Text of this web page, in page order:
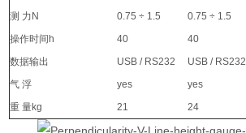
测 力N
0.75 ÷ 1.5
0.75 ÷ 1.5
操作时间h
40
40
数据输出
USB / RS232
USB / RS232
气 浮
yes
yes
重 量kg
21 24